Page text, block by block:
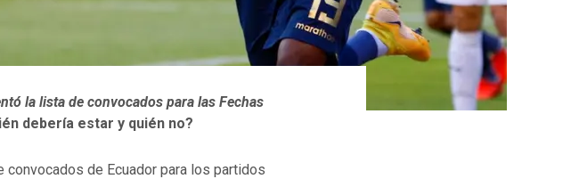
la lista de convocados para las Fechas
debería estar y quién no?
convocados de Ecuador para los partidos